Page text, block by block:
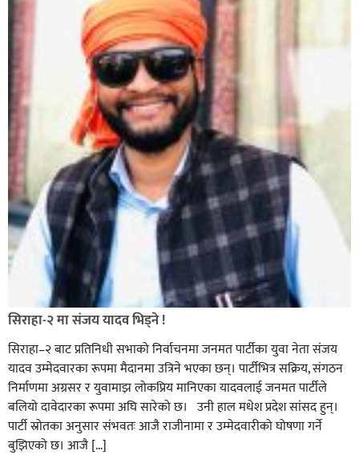
सिराहा-२ मा संजय यादव भिड्ने !
सिराहा–२ बाट प्रतिनिधी सभाको निर्वाचनमा जनमत पार्टीका युवा नेता संजय
यादव उम्मेदवारका रूपमा मैदानमा उत्रिने भएका छन्। पार्टीभित्र सक्रिय, संगठन
निर्माणमा अग्रसर र युवामाझ लोकप्रिय मानिएका यादवलाई जनमत पार्टीले
बलियो दावेदारका रूपमा अघि सारेको छ। उनी हाल मधेश प्रदेश सांसद हुन्।
पार्टी स्रोतका अनुसार संभवतः आजै राजीनामा र उम्मेदवारीको घोषणा गर्ने
बुझिएको छ। आजै […]